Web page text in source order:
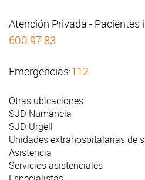
Atención Privada - Pacientes
600 97 83
Emergencias:112
Otras ubicaciones
SJD Numància
SJD Urgell
Unidades extrahospitalarias de
Asistencia
Servicios asistenciales